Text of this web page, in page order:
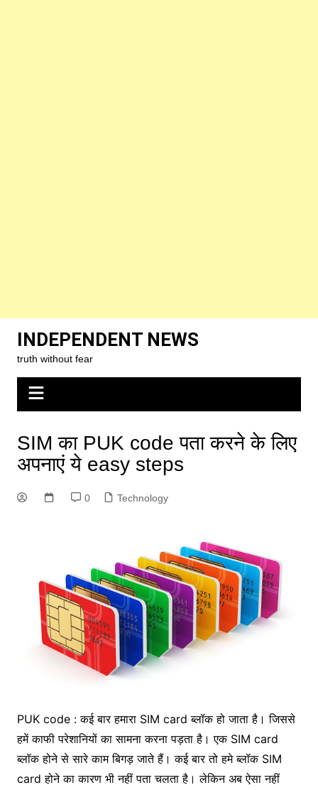
content
INDEPENDENT NEWS
truth without fear
SIM का PUK code पता करने के लिए
अपनाएं ये easy steps
0 Technology
PUK code : कई बार हमारा SIM card ब्लॉक हो जाता है। जिससे
हमें काफी परेशानियों का सामना करना पड़ता है। एक SIM card
ब्लॉक होने से सारे काम बिगड़ जाते हैं। कई बार तो हमे ब्लॉक SIM
card होने का कारण भी नहीं पता चलता है। लेकिन अब ऐसा नहीं